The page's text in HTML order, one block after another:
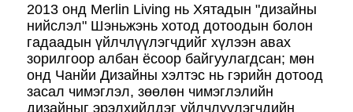
2013 онд Merlin Living нь Хятадын "дизайны
нийслэл" Шэньжэнь хотод дотоодын болон
гадаадын үйлчлүүлэгчдийг хүлээн авах
зорилгоор албан ёсоор байгуулагдсан; мөн
онд Чанйи Дизайны хэлтэс нь гэрийн дотоод
засал чимэглэл, зөөлөн чимэглэлийн
дизайныг эрэлхийлдэг үйлчлүүлэгчдийн